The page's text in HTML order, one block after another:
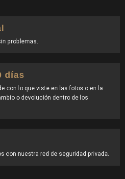
problemas.
días
con lo que viste en las fotos o en la
o devolución dentro de los
con nuestra red de seguridad privada.